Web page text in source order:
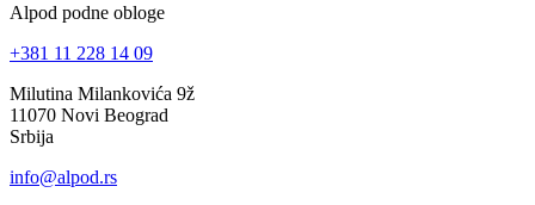
Alpod podne obloge
+381 11 228 14 09
Milutina Milankovića 9ž
11070 Novi Beograd
Srbija
info@alpod.rs